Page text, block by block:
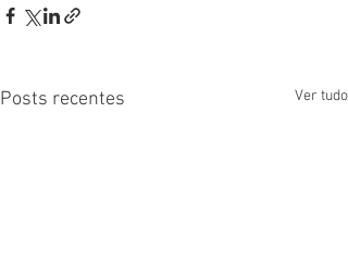
Posts recentes Ver tudo